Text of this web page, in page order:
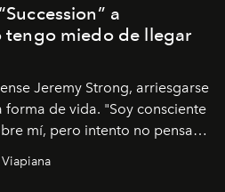
a
tengo miedo de llegar
Jeremy Strong, arriesgarse
forma de vida. "Soy consciente
mí, pero intento no pensar
Creo que es una